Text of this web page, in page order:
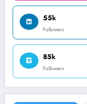
55k
Followers
85k
Followers